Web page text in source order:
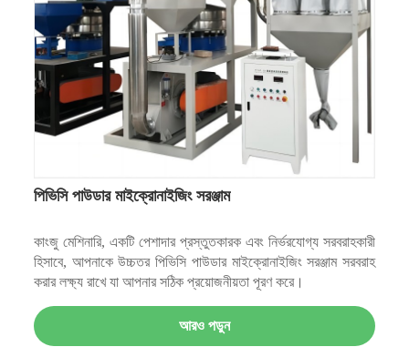
পিভিসি পাউডার মাইক্রোনাইজিং সরঞ্জাম
কাংজু মেশিনারি, একটি পেশাদার প্রস্তুতকারক এবং নির্ভরযোগ্য সরবরাহকারী
হিসাবে, আপনাকে উচ্চতর পিভিসি পাউডার মাইক্রোনাইজিং সরঞ্জাম সরবরাহ
করার লক্ষ্য রাখে যা আপনার সঠিক প্রয়োজনীয়তা পূরণ করে।
আরও পড়ুন